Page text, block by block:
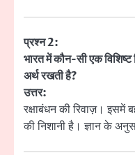
प्रश्न 2:
भारत में कौन-सी एक विशिष्ट
अर्थ रखती है?
उत्तर:
रक्षाबंधन की रिवाज़। इसमें
की निशानी है। ज्ञान के